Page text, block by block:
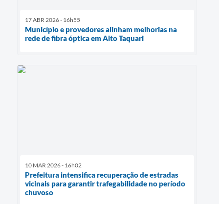
17 ABR 2026 - 16h55
Município e provedores alinham melhorias na
rede de fibra óptica em Alto Taquari
10 MAR 2026 - 16h02
Prefeitura intensifica recuperação de estradas
vicinais para garantir trafegabilidade no período
chuvoso